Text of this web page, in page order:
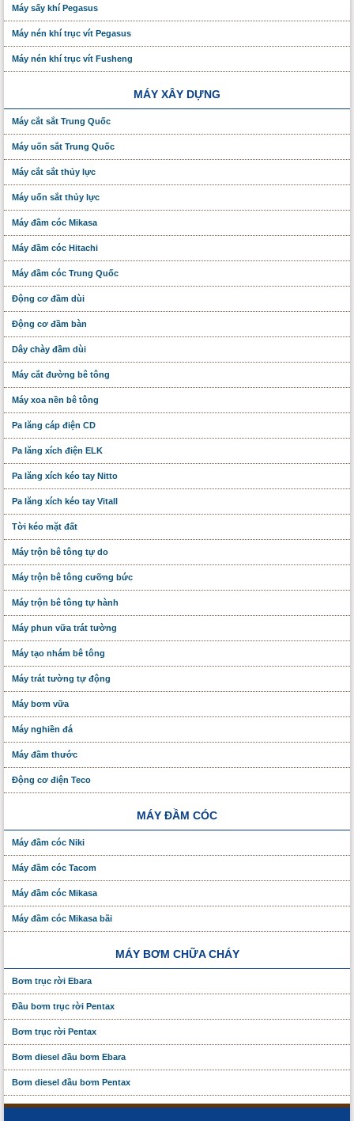
Máy sấy khí Pegasus
Máy nén khí trục vít Pegasus
Máy nén khí trục vít Fusheng
MÁY XÂY DỰNG
Máy cắt sắt Trung Quốc
Máy uốn sắt Trung Quốc
Máy cắt sắt thủy lực
Máy uốn sắt thủy lực
Máy đầm cóc Mikasa
Máy đầm cóc Hitachi
Máy đầm cóc Trung Quốc
Động cơ đầm dùi
Động cơ đầm bàn
Dây chày đầm dùi
Máy cắt đường bê tông
Máy xoa nền bê tông
Pa lăng cáp điện CD
Pa lăng xích điện ELK
Pa lăng xích kéo tay Nitto
Pa lăng xích kéo tay Vitall
Tời kéo mặt đất
Máy trộn bê tông tự do
Máy trộn bê tông cưỡng bức
Máy trộn bê tông tự hành
Máy phun vữa trát tường
Máy tạo nhám bê tông
Máy trát tường tự động
Máy bơm vữa
Máy nghiền đá
Máy đầm thước
Động cơ điện Teco
MÁY ĐẦM CÓC
Máy đầm cóc Niki
Máy đầm cóc Tacom
Máy đầm cóc Mikasa
Máy đầm cóc Mikasa bãi
MÁY BƠM CHỮA CHÁY
Bơm trục rời Ebara
Đầu bơm trục rời Pentax
Bơm trục rời Pentax
Bơm diesel đầu bơm Ebara
Bơm diesel đầu bơm Pentax